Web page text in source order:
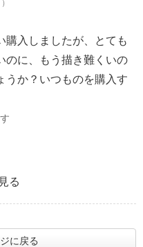
購入しましたが、とても
のに、もう描き難くいの
うか？いつものを購入す
る
に戻る